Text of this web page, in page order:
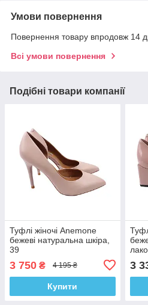
Умови повернення
Повернення товару впродовж 14
Всі умови повернення
Подібні товари компанії
Туфлі жіночі Anemone
бежеві натуральна шкіра,
39
3 750 ₴ 4 195 ₴
Купити
3